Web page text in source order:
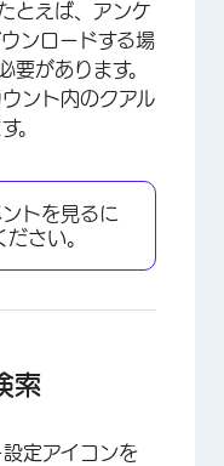
サイトプロジェ
とえば、アンケ
ンロードする場
があります。
ント内のクアル
。
トを見るに
ださい。
索
定アイコンを